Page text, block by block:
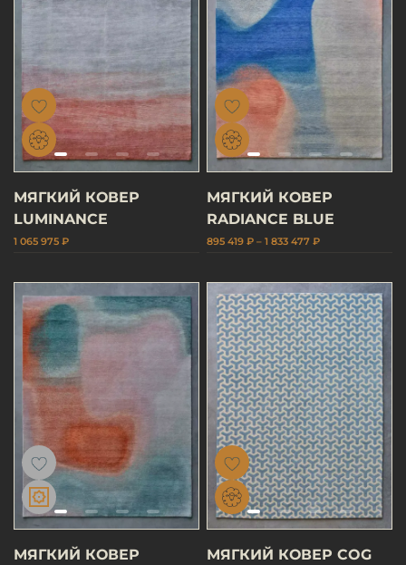
МЯГКИЙ КОВЕР
LUMINANCE
1 065 975 ₽
МЯГКИЙ КОВЕР
RADIANCE BLUE
895 419 ₽ – 1 833 477 ₽
МЯГКИЙ КОВЕР
МЯГКИЙ КОВЕР COG